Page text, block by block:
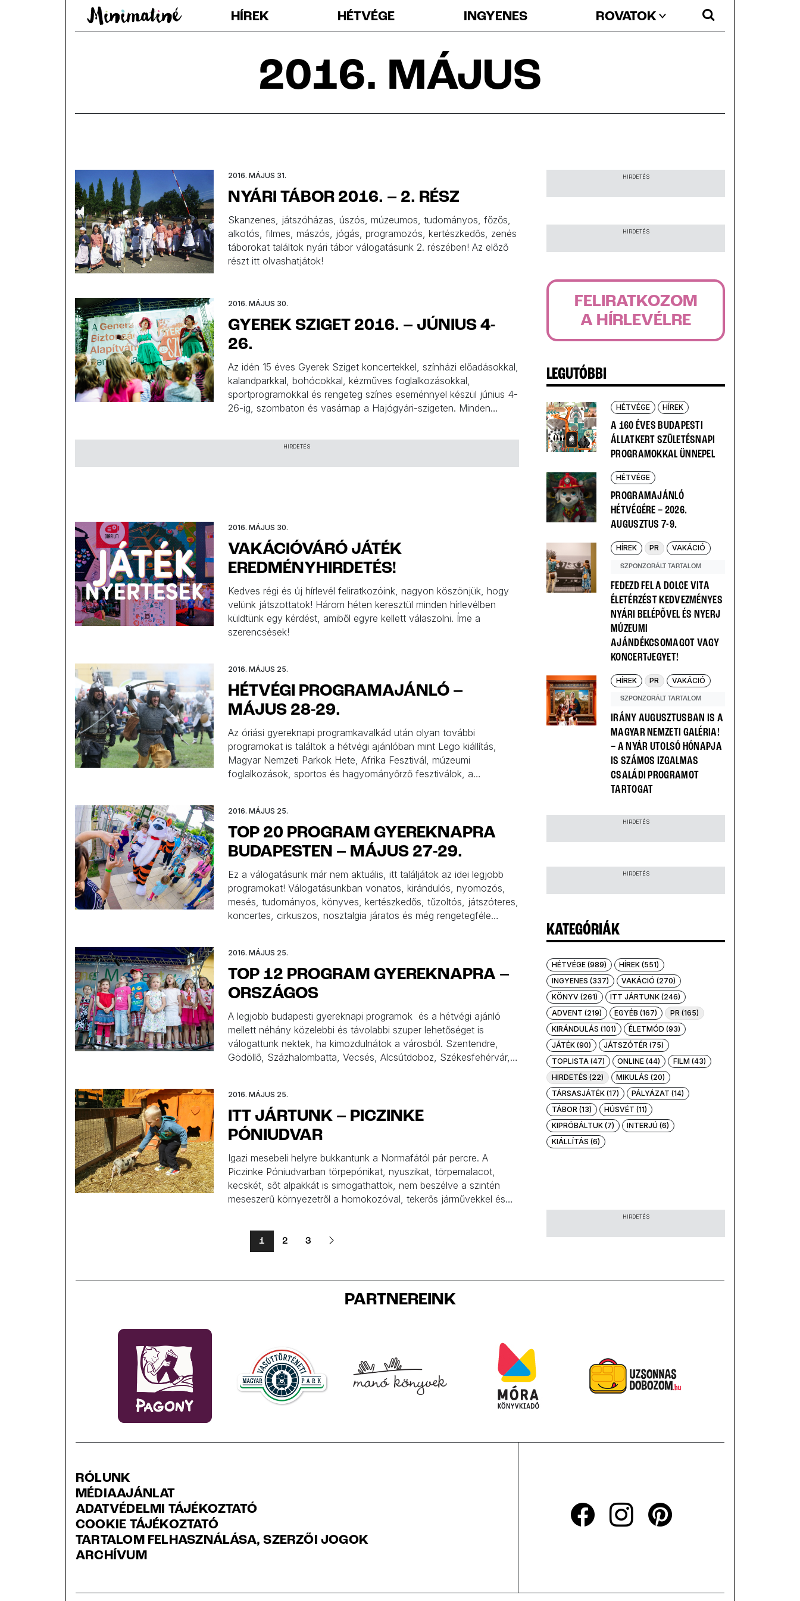
HÍREK HÉTVÉGE INGYENES ROVATOK
2016. MÁJUS
2016. MÁJUS 31.
NYÁRI TÁBOR 2016. – 2. RÉSZ
Skanzenes, játszóházas, úszós, múzeumos, tudományos, főzős,
alkotós, filmes, mászós, jógás, programozós, kertészkedős, zenés
táborokat találtok nyári tábor válogatásunk 2. részében! Az előző
részt itt olvashatjátok!
2016. MÁJUS 30.
GYEREK SZIGET 2016. – JÚNIUS 4-
26.
Az idén 15 éves Gyerek Sziget koncertekkel, színházi előadásokkal,
kalandparkkal, bohócokkal, kézműves foglalkozásokkal,
sportprogramokkal és rengeteg színes eseménnyel készül június 4-
26-ig, szombaton és vasárnap a Hajógyári-szigeten. Minden
HIRDETÉS
2016. MÁJUS 30.
VAKÁCIÓVÁRÓ JÁTÉK
EREDMÉNYHIRDETÉS!
Kedves régi és új hírlevél feliratkozóink, nagyon köszönjük, hogy
velünk játszottatok! Három héten keresztül minden hírlevélben
küldtünk egy kérdést, amiből egyre kellett válaszolni. Íme a
szerencsések!
2016. MÁJUS 25.
HÉTVÉGI PROGRAMAJÁNLÓ –
MÁJUS 28-29.
Az óriási gyereknapi programkavalkád után olyan további
programokat is találtok a hétvégi ajánlóban mint Lego kiállítás,
Magyar Nemzeti Parkok Hete, Afrika Fesztivál, múzeumi
foglalkozások, sportos és hagyományőrző fesztiválok, a
2016. MÁJUS 25.
TOP 20 PROGRAM GYEREKNAPRA
BUDAPESTEN – MÁJUS 27-29.
Ez a válogatásunk már nem aktuális, itt találjátok az idei legjobb
programokat! Válogatásunkban vonatos, kirándulós, nyomozós,
mesés, tudományos, könyves, kertészkedős, tűzoltós, játszóteres,
koncertes, cirkuszos, nosztalgia járatos és még rengetegféle
válogattunk. Íme a második rész is, ha kiruccannátok a fővárosból,
[…]
2016. MÁJUS 25.
TOP 12 PROGRAM GYEREKNAPRA –
ORSZÁGOS
A legjobb budapesti gyereknapi programok és a hétvégi ajánló
mellett néhány közelebbi és távolabbi szuper lehetőséget is
válogattunk nektek, ha kimozdulnátok a városból. Szentendre,
Gödöllő, Százhalombatta, Vecsés, Alcsútdoboz, Székesfehérvár,
2016. MÁJUS 25.
ITT JÁRTUNK – PICZINKE
PÓNIUDVAR
Igazi mesebeli helyre bukkantunk a Normafától pár percre. A
Piczinke Póniudvarban törpepónikat, nyuszikat, törpemalacot,
kecskét, sőt alpakkát is simogathattok, nem beszélve a szintén
meseszerű környezetről a homokozóval, tekerős járművekkel és
1 2 3
HIRDETÉS
HIRDETÉS
FELIRATKOZOM
A HÍRLEVÉLRE
LEGUTÓBBI
HÉTVÉGE HÍREK
A 160 ÉVES BUDAPESTI
ÁLLATKERT SZÜLETÉSNAPI
PROGRAMOKKAL ÜNNEPEL
HÉTVÉGE
PROGRAMAJÁNLÓ
HÉTVÉGÉRE – 2026.
AUGUSZTUS 7-9.
HÍREK PR VAKÁCIÓ
SZPONZORÁLT TARTALOM
FEDEZD FEL A DOLCE VITA
ÉLETÉRZÉST KEDVEZMÉNYES
NYÁRI BELÉPŐVEL ÉS NYERJ
MÚZEUMI
AJÁNDÉKCSOMAGOT VAGY
KONCERTJEGYET!
HÍREK PR VAKÁCIÓ
SZPONZORÁLT TARTALOM
IRÁNY AUGUSZTUSBAN IS A
MAGYAR NEMZETI GALÉRIA!
– A NYÁR UTOLSÓ HÓNAPJA
IS SZÁMOS IZGALMAS
CSALÁDI PROGRAMOT
TARTOGAT
HIRDETÉS
HIRDETÉS
KATEGÓRIÁK
HÉTVÉGE (989)
HÍREK (551)
INGYENES (337)
VAKÁCIÓ (270)
KÖNYV (261)
ITT JÁRTUNK (246)
ADVENT (219)
EGYÉB (167)
PR (165)
KIRÁNDULÁS (101)
ÉLETMÓD (93)
JÁTÉK (90)
JÁTSZÓTÉR (75)
TOPLISTA (47)
ONLINE (44)
FILM (43)
HIRDETÉS (22)
MIKULÁS (20)
TÁRSASJÁTÉK (17)
PÁLYÁZAT (14)
TÁBOR (13)
HÚSVÉT (11)
KIPRÓBÁLTUK (7)
INTERJÚ (6)
KIÁLLÍTÁS (6)
HIRDETÉS
PARTNEREINK
RÓLUNK
MÉDIAAJÁNLAT
ADATVÉDELMI TÁJÉKOZTATÓ
COOKIE TÁJÉKOZTATÓ
TARTALOM FELHASZNÁLÁSA, SZERZŐI JOGOK
ARCHÍVUM